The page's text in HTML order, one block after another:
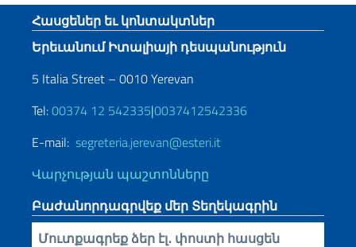
Footer section
Հասցեներ եւ կոնտակտներ
Երեւանում Իտալիայի դեսպանություն
5 Italia Street – 0010 Yerevan
Tel:00374 12 542335|0037412542336
E-mail: segreteria.jerevan@esteri.it
Վարչության պաշտոնները
Բաժանորդագրվեք մեր Տեղեկագրին
Inserisci la tua email